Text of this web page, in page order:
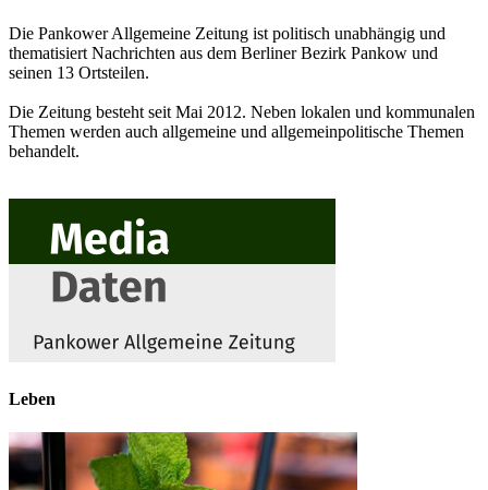
Die Pankower Allgemeine Zeitung ist politisch unabhängig und
thematisiert Nachrichten aus dem Berliner Bezirk Pankow und
seinen 13 Ortsteilen.
Die Zeitung besteht seit Mai 2012. Neben lokalen und kommunalen
Themen werden auch allgemeine und allgemeinpolitische Themen
behandelt.
Leben